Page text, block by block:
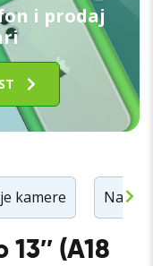
i prodaj
kamere
(A18